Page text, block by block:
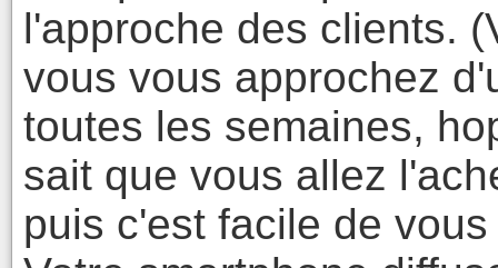
l'approche des clients.
vous vous approchez
toutes les semaines,
sait que vous allez
puis c'est facile de